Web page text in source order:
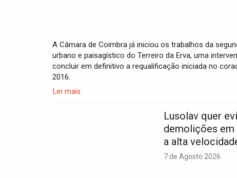
A Câmara de Coimbra já iniciou os trabalhos da
urbano e paisagístico do Terreiro da Erva, uma
concluir em definitivo a requalificação iniciada no
2016.
Ler mais
Lusolav quer
demolições
a alta
7 de Agosto 2026